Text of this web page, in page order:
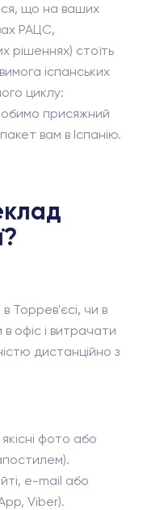
що на ваших
РАЦС,
рішеннях) стоїть
іспанських
циклу:
присяжний
вам в Іспанію.
Торрев'єсі, чи в
офіс і витрачати
дистанційно з
фото або
e-mail або
Viber).